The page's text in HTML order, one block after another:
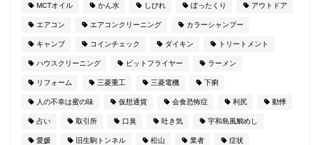
MCTオイル かん水 しびれ ぼったくり アウトドア
エアコン エアコンクリーニング カラーシャンプー
キャンプ コインチェック ダイキン トリートメント
ハウスクリーニング ビットフライヤー ラーメン
リフォーム 三菱重工 三菱電機 下痢
人の不幸は蜜の味 仮想通貨 会食恐怖症 利尻 動悸
占い 取引所 口臭 吐き気 宇和島風鯛めし
愛媛 旧生駒トンネル 松山 業者 症状